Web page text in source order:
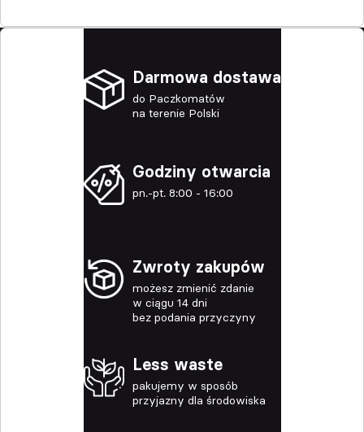
Darmowa dostawa
do Paczkomatów
na terenie Polski
Godziny otwarcia
pn.-pt. 8:00 - 16:00
Zwroty zakupów
możesz zmienić zdanie
w ciągu 14 dni
bez podania przyczyny
Less waste
pakujemy w sposób
przyjazny dla środowiska